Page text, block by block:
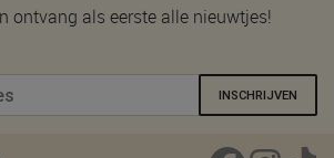
ontvang als eerste alle nieuwtjes!
INSCHRIJVEN